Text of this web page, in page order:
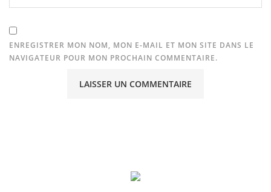
ENREGISTRER MON NOM, MON E-MAIL ET MON SITE DANS LE
NAVIGATEUR POUR MON PROCHAIN COMMENTAIRE.